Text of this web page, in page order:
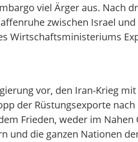
viel Ärger aus. Nach
zwischen Israel
Wirtschaftsministeriums
vor, den Iran-Krieg
der Rüstungsexporte
Frieden, weder im
und die ganzen Nationen